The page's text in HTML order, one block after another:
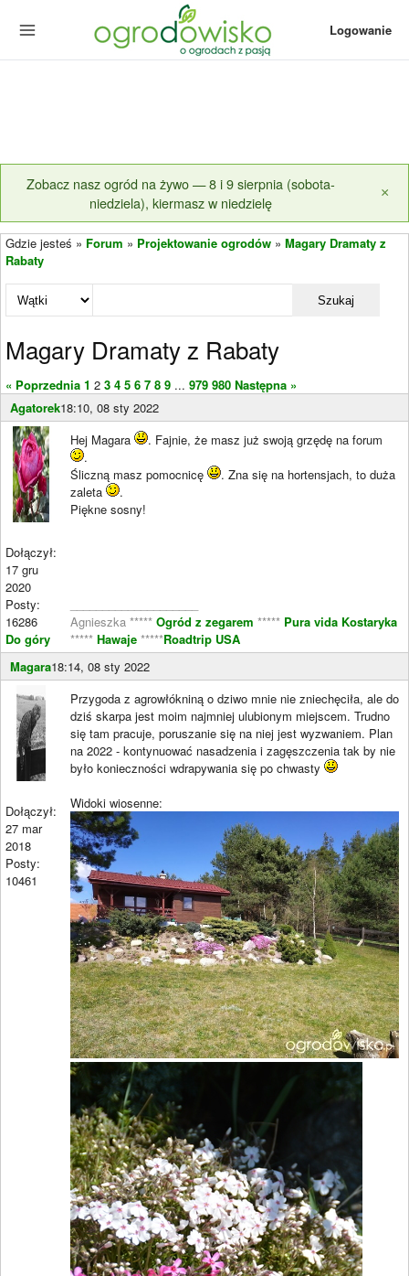
Logowanie
Zobacz nasz ogród na żywo — 8 i 9 sierpnia (sobota-
niedziela), kiermasz w niedzielę
×
Gdzie jesteś » Forum » Projektowanie ogrodów » Magary Dramaty z
Rabaty
Szukaj
Magary Dramaty z Rabaty
« Poprzednia 1 2 3 4 5 6 7 8 9 ... 979 980 Następna »
Agatorek18:10, 08 sty 2022
Dołączył:
17 gru
2020
Posty:
16286
Do góry
Hej Magara
. Fajnie, że masz już swoją grzędę na forum
.
Śliczną masz pomocnicę
. Zna się na hortensjach, to duża
zaleta
.
Piękne sosny!
Agnieszka ***** Ogród z zegarem ***** Pura vida Kostaryka
***** Hawaje *****Roadtrip USA
Magara18:14, 08 sty 2022
Dołączył:
27 mar
2018
Posty:
10461
Przygoda z agrowłókniną o dziwo mnie nie zniechęciła, ale do
dziś skarpa jest moim najmniej ulubionym miejscem. Trudno
się tam pracuje, poruszanie się na niej jest wyzwaniem. Plan
na 2022 - kontynuować nasadzenia i zagęszczenia tak by nie
było konieczności wdrapywania się po chwasty
Widoki wiosenne: